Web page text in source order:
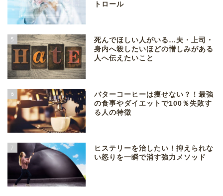
トロール
5
死んでほしい人がいる…夫・上司・
身内へ殺したいほどの憎しみがある
人へ伝えたいこと
6
バターコーヒーは痩せない？！最強
の食事やダイエットで100％失敗す
る人の特徴
7
ヒステリーを治したい！抑えられな
い怒りを一瞬で消す強力メソッド